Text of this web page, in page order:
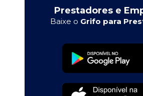
Prestadores e
Baixe o Grifo para